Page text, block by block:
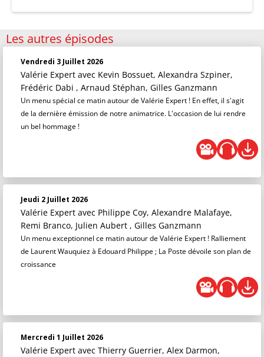
Les autres épisodes
Vendredi 3 Juillet 2026
Valérie Expert avec Kevin Bossuet, Alexandra Szpiner,
Frédéric Dabi , Arnaud Stéphan, Gilles Ganzmann
Un menu spécial ce matin autour de Valérie Expert ! En effet, il s'agit
de la dernière émission de notre animatrice. L'occasion de lui rendre
un bel hommage !
Jeudi 2 Juillet 2026
Valérie Expert avec Philippe Coy, Alexandre Malafaye,
Remi Branco, Julien Aubert , Gilles Ganzmann
Un menu exceptionnel ce matin autour de Valérie Expert ! Ralliement
de Laurent Wauquiez à Edouard Philippe ; La Poste dévoile son plan de
croissance
Mercredi 1 Juillet 2026
Valérie Expert avec Thierry Guerrier, Alex Darmon,